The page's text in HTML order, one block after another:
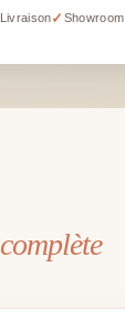
Livraison✓ Showroom
complète